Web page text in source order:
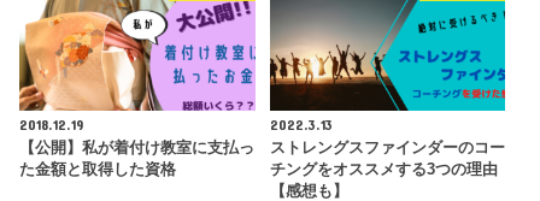
2018.12.19
【公開】私が着付け教室に支払っ
た金額と取得した資格
2022.3.13
ストレングスファインダーのコー
チングをオススメする3つの理由
【感想も】